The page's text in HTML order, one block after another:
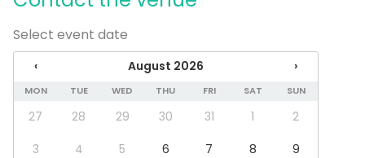
Select event date
‹ August 2026 ›
MON TUE WED THU FRI SAT SUN
27 28 29 30 31 1
2
3
4 5 6 7 8
9